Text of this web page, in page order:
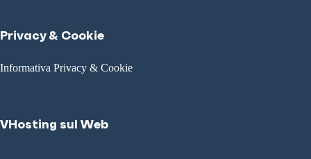
Privacy & Cookie
Informativa Privacy & Cookie
VHosting sul Web